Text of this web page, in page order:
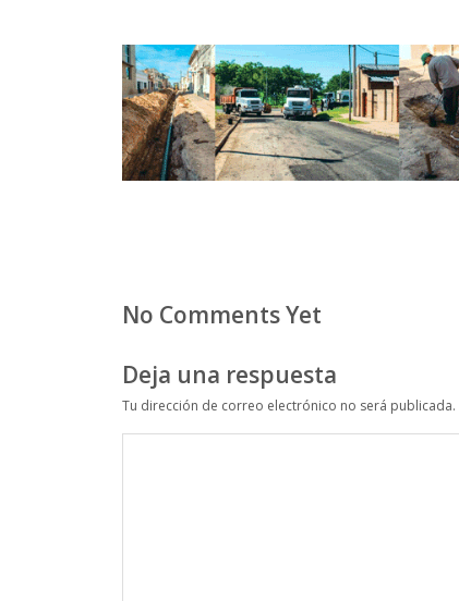
No Comments Yet
Deja una respuesta
Tu dirección de correo electrónico no será publicada.